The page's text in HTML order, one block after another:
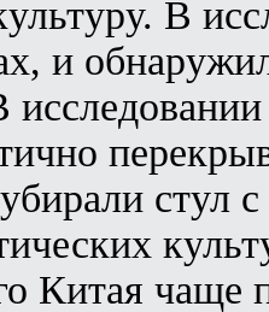
В
и
стул
Китая чаще